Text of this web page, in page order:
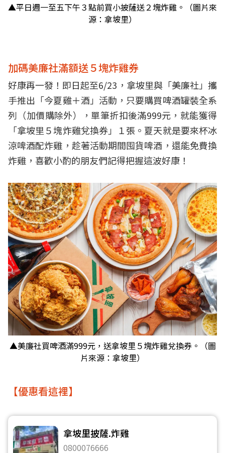
▲平日週一至五下午３點前買小披薩送２塊炸雞。（圖片來
源：拿坡里）
加碼美廉社滿額送５塊炸雞券
好康再一發！即日起至6/23，拿坡里與「美廉社」攜
手推出「今夏雞＋酒」活動，只要購買啤酒罐裝全系
列（加價購除外），單筆折扣後滿999元，就能獲得
「拿坡里５塊炸雞兌換券」１張。夏天就是要來杯冰
涼啤酒配炸雞，趁著活動期間囤貨啤酒，還能免費換
炸雞，喜歡小酌的朋友們記得把握這波好康！
▲美廉社買啤酒滿999元，送拿坡里５塊炸雞兌換券。（圖
片來源：拿坡里）
【優惠看這裡】
拿坡里披薩.炸雞
0800076666